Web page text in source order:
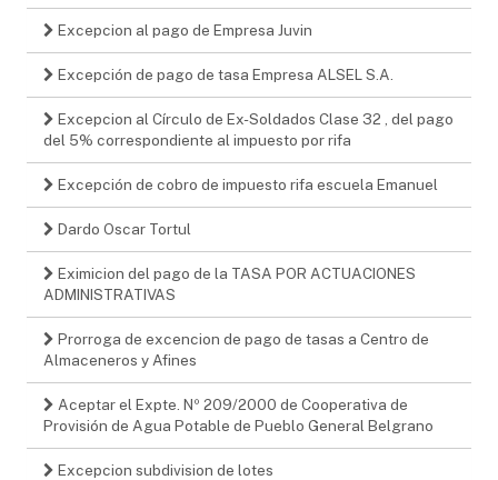
Excepcion al pago de Empresa Juvin
Excepción de pago de tasa Empresa ALSEL S.A.
Excepcion al Círculo de Ex-Soldados Clase 32 , del pago
del 5% correspondiente al impuesto por rifa
Excepción de cobro de impuesto rifa escuela Emanuel
Dardo Oscar Tortul
Eximicion del pago de la TASA POR ACTUACIONES
ADMINISTRATIVAS
Prorroga de excencion de pago de tasas a Centro de
Almaceneros y Afines
Aceptar el Expte. Nº 209/2000 de Cooperativa de
Provisión de Agua Potable de Pueblo General Belgrano
Excepcion subdivision de lotes